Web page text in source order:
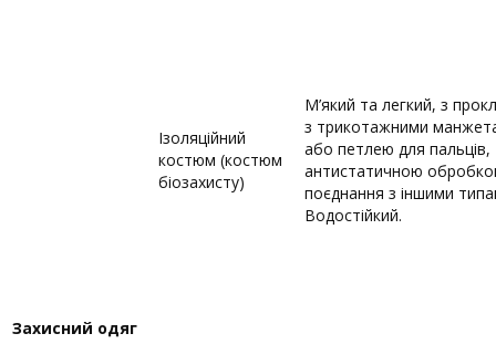
Захисний одяг
Ізоляційний
костюм (костюм
біозахисту)
М’який та легкий, з
з трикотажними
або петлею для пальців,
антистатичною
поєднання з іншими
Водостійкий.